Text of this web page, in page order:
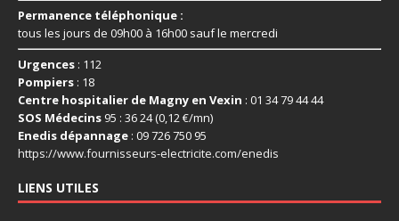
Permanence téléphonique :
tous les jours de 09h00 à 16h00 sauf le mercredi
Urgences : 112
Pompiers : 18
Centre hospitalier de Magny en Vexin : 01 34 79 44 44
SOS Médecins 95 : 36 24 (0,12 €/mn)
Enedis dépannage : 09 726 750 95
https://www.fournisseurs-electricite.com/enedis
LIENS UTILES